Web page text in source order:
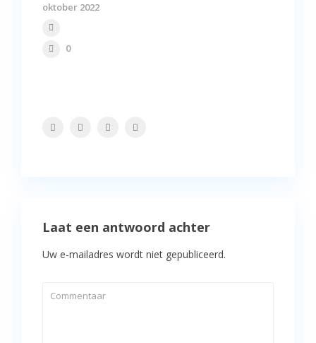
oktober 2022
0
Laat een antwoord achter
Uw e-mailadres wordt niet gepubliceerd.